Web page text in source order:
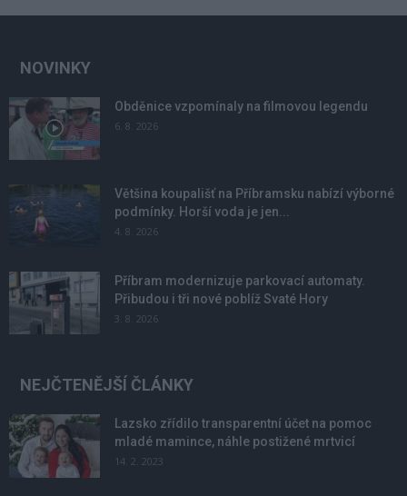
NOVINKY
Obděnice vzpomínaly na filmovou legendu
6. 8. 2026
Většina koupališť na Příbramsku nabízí výborné
podmínky. Horší voda je jen...
4. 8. 2026
Příbram modernizuje parkovací automaty.
Přibudou i tři nové poblíž Svaté Hory
3. 8. 2026
NEJČTENĚJŠÍ ČLÁNKY
Lazsko zřídilo transparentní účet na pomoc
mladé mamince, náhle postižené mrtvicí
14. 2. 2023